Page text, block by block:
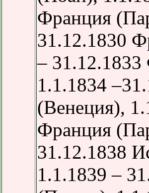
Франция
31.12.1830
–
1.1.1834
(Венеция),
Франция
31.12.1838
1.1.1839 –